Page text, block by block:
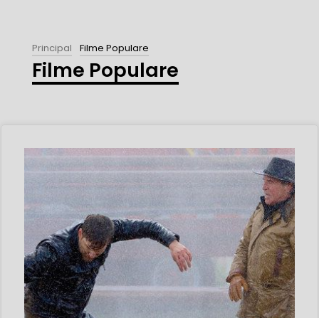
Principal Filme Populare
Filme Populare